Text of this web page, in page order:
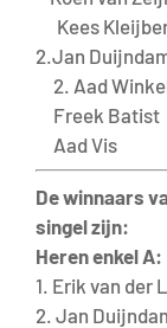
Kees
2.Jan
2. Aad
Freek
Aad Vis
De winnaars
singel zijn:
Heren enkel A:
1. Erik van der
2. Jan